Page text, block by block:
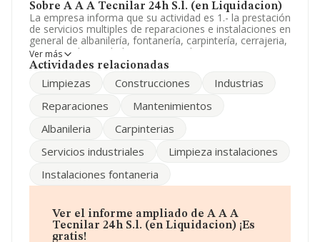
Sobre A A A Tecnilar 24h S.l. (en Liquidacion)
La empresa informa que su actividad es 1.- la prestación
de servicios multiples de reparaciones e instalaciones en
general de albanilería, fontanería, carpintería, cerrajeria,
pintura y electricidad. 2.- servicios de saneamiento y
limpieza de edificios, ofici. La sociedad está registrada
CNAE corresponde a 'Reparación de otros equipos',
mercados exteriores.
La empresa españolaA A A Tecnilar 24h S.L. (en
social establecido en Calle Alvaro Cunqueiro núm. 3,
Pontevedra, Galicia.
sobre 1.803 compañías, en el ámbito nacional la
facturación alcanza la cifra de 409 millones de euros y
en 2006 la media de facturación de ventas entre todas
Ver más
Actividades relacionadas
Limpiezas Construcciones
Industrias
Reparaciones
Mantenimientos
Albanileria
Carpinterias
Servicios industriales
Limpieza instalaciones
Instalaciones fontaneria
Ver el informe ampliado de A A A
Tecnilar 24h S.l. (en Liquidacion) ¡Es
gratis!